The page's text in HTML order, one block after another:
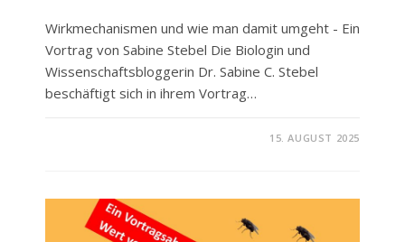
Wirkmechanismen und wie man damit umgeht - Ein
Vortrag von Sabine Stebel Die Biologin und
Wissenschaftsbloggerin Dr. Sabine C. Stebel
beschäftigt sich in ihrem Vortrag…
15. AUGUST 2025